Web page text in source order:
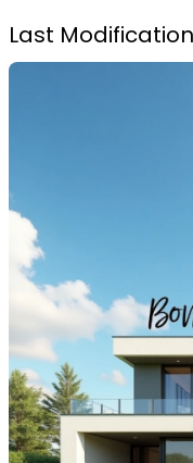
Last